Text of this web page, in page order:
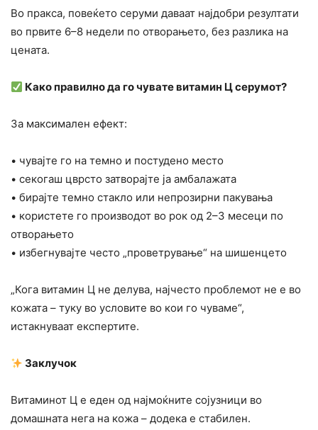
Во пракса, повеќето серуми даваат најдобри резултати
во првите 6–8 недели по отворањето, без разлика на
цената.
Како правилно да го чувате витамин Ц серумот?
За максимален ефект:
• чувајте го на темно и постудено место
• секогаш цврсто затворајте ја амбалажата
• бирајте темно стакло или непрозирни пакувања
• користете го производот во рок од 2–3 месеци по
отворањето
• избегнувајте често „проветрување“ на шишенцето
„Кога витамин Ц не делува, најчесто проблемот не е во
кожата – туку во условите во кои го чуваме“,
истакнуваат експертите.
Заклучок
Витаминот Ц е еден од најмоќните сојузници во
домашната нега на кожа – додека е стабилен.